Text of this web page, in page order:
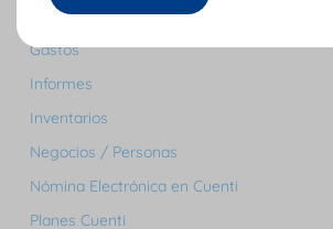
Facturación Electrónica en Cuenti
Gastos
Informes
Inventarios
Negocios / Personas
Nómina Electrónica en Cuenti
Planes Cuenti